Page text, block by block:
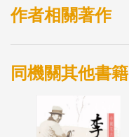
作者相關著作
同機關其他書籍